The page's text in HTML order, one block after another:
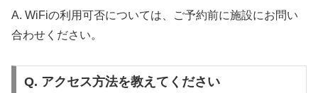
A. WiFiの利用可否については、ご予約前に施設にお問い
合わせください。
Q. アクセス方法を教えてください